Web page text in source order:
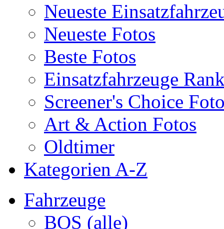
Neueste
Neueste Fotos
Beste Fotos
Einsatzfahrzeuge
Screener's Choice
Art & Action Fotos
Oldtimer
Kategorien A-Z
Fahrzeuge
BOS (alle)